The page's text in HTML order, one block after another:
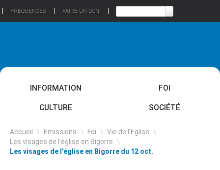
FRÉQUENCES FAIRE UN DON
INFORMATION FOI
CULTURE SOCIÉTÉ
Accueil \ Emissions \ Foi \ Vie de l’Eglise \
Les visages de l’église en Bigorre \
Les visages de l’église en Bigorre du 12 oct.